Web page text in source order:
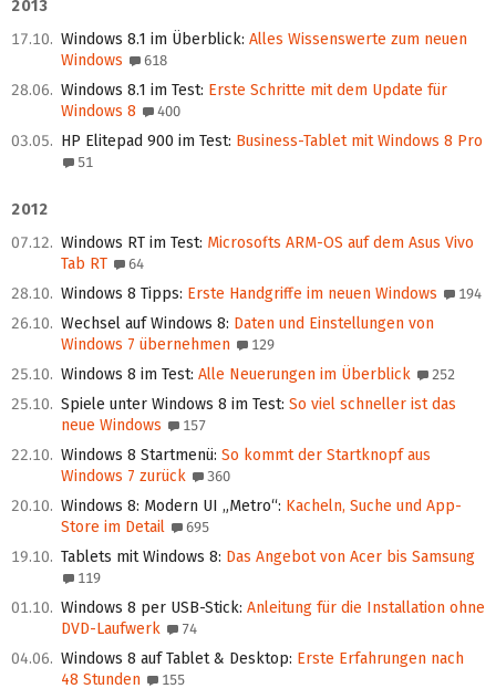
2013
17.10. Windows 8.1 im Überblick: Alles Wissenswerte zum neuen
Windows
618
28.06. Windows 8.1 im Test: Erste Schritte mit dem Update für
Windows 8
400
03.05. HP Elitepad 900 im Test: Business-Tablet mit Windows 8 Pro
51
2012
07.12. Windows RT im Test: Microsofts ARM-OS auf dem Asus Vivo
Tab RT
64
28.10. Windows 8 Tipps: Erste Handgriffe im neuen Windows 194
26.10. Wechsel auf Windows 8: Daten und Einstellungen von
Windows 7 übernehmen
129
25.10. Windows 8 im Test: Alle Neuerungen im Überblick 252
25.10. Spiele unter Windows 8 im Test: So viel schneller ist das
neue Windows
157
22.10. Windows 8 Startmenü: So kommt der Startknopf aus
Windows 7 zurück
360
20.10. Windows 8: Modern UI „Metro“: Kacheln, Suche und App-
Store im Detail
695
19.10. Tablets mit Windows 8: Das Angebot von Acer bis Samsung
119
01.10. Windows 8 per USB-Stick: Anleitung für die Installation ohne
DVD-Laufwerk
74
04.06. Windows 8 auf Tablet & Desktop: Erste Erfahrungen nach
48 Stunden
155